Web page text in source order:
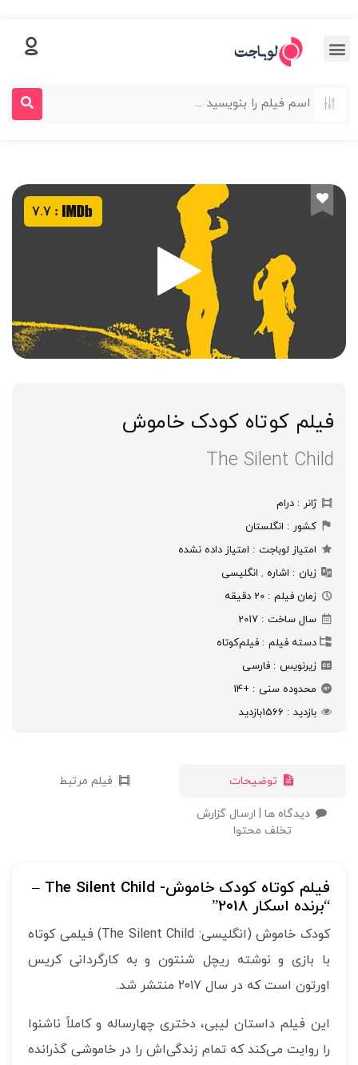
:
7.7
فیلم کوتاه کودک خاموش
The Silent Child
ژانر
درام
کشور
انگلستان
امتیاز لوباجت
امتیاز داده نشده
زبان
اشاره , انگلیسی
زمان فیلم
20 دقیقه
سال ساخت
2017
دسته فیلم
فیلم‌کوتاه
زیرنویس
فارسی
محدوده سنی
+14
بازدید
1566بازدید
توضیحات فیلم مرتبط
دیدگاه ها | ارسال گزارش
تخلف محتوا
فیلم کوتاه کودک خاموش- The Silent Child –
“برنده اسکار 2018”
کودک خاموش (انگلیسی: The Silent Child‎) فیلمی کوتاه
با بازی و نوشته ریچل شنتون و به کارگردانی کریس
اورتون است که در سال ۲۰۱۷ منتشر شد.
این فیلم داستان لیبی، دختری چهارساله و کاملاً ناشنوا
را روایت می‌کند که تمام زندگی‌اش را در خاموشی گذرانده